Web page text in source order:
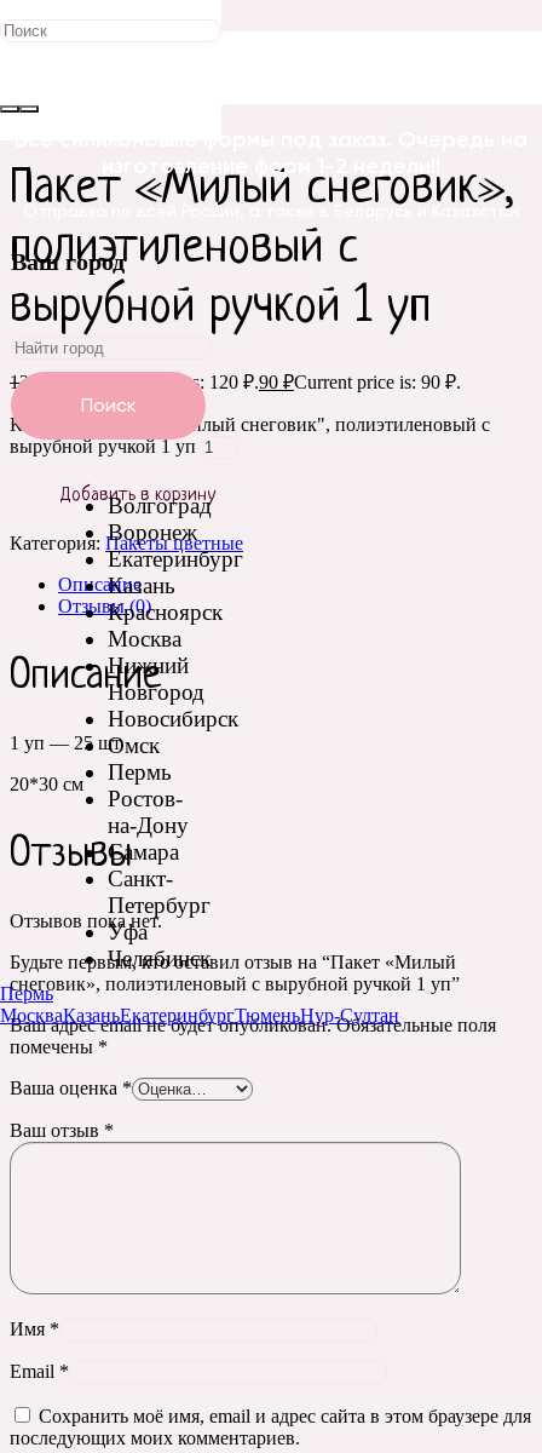
изготовление форм 1-2 недели!!
Отправка по всей России, а также в Беларусь и Казахстан
Ваш город
Поиск
Волгоград
Воронеж
Екатеринбург
Казань
Красноярск
Москва
Нижний
Новгород
Новосибирск
Омск
Пермь
Ростов-
на-Дону
Самара
Санкт-
Петербург
Уфа
Челябинск
Пермь
МоскваКазаньЕкатеринбургТюменьНур-Султан
Распродажа!
вырубной ручкой 1 уп
Пакет «Милый снеговик»,
полиэтиленовый с
вырубной ручкой 1 уп
120 Original price was: 120 ₽.90 ₽Current price is: 90 ₽.
Количество Пакет "Милый снеговик", полиэтиленовый с
вырубной ручкой 1 уп
Добавить в корзину
Категория: Пакеты цветные
Описание
Отзывы (0)
Описание
1 уп — 25 шт
20*30 см
Отзывы
Отзывов пока нет.
Будьте первым, кто оставил отзыв на “Пакет «Милый
снеговик», полиэтиленовый с вырубной ручкой 1 уп”
Ваш адрес email не будет опубликован. Обязательные поля
помечены *
Ваша оценка *
Ваш отзыв *
Имя *
Email *
Сохранить моё имя, email и адрес сайта в этом браузере для
последующих моих комментариев.